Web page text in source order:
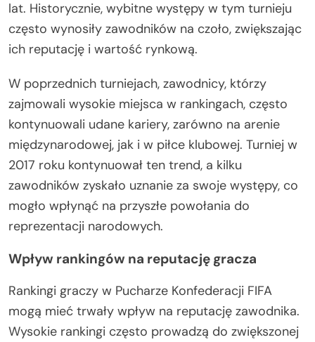
lat. Historycznie, wybitne występy w tym turnieju
często wynosiły zawodników na czoło, zwiększając
ich reputację i wartość rynkową.
W poprzednich turniejach, zawodnicy, którzy
zajmowali wysokie miejsca w rankingach, często
kontynuowali udane kariery, zarówno na arenie
międzynarodowej, jak i w piłce klubowej. Turniej w
2017 roku kontynuował ten trend, a kilku
zawodników zyskało uznanie za swoje występy, co
mogło wpłynąć na przyszłe powołania do
reprezentacji narodowych.
Wpływ rankingów na reputację gracza
Rankingi graczy w Pucharze Konfederacji FIFA
mogą mieć trwały wpływ na reputację zawodnika.
Wysokie rankingi często prowadzą do zwiększonej